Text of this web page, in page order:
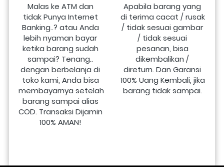
Malas ke ATM dan
tidak Punya Internet
Banking..? atau Anda
lebih nyaman bayar
ketika barang sudah
sampai? Tenang..
dengan berbelanja di
toko kami, Anda bisa
membayarnya setelah
barang sampai alias
COD. Transaksi Dijamin
100% AMAN!
Apabila barang yang
di terima cacat / rusak
/ tidak sesuai gambar
/ tidak sesuai
pesanan, bisa
dikembalikan /
direturn. Dan Garansi
100% Uang Kembali, jika
barang tidak sampai.